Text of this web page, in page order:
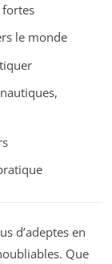
le monde
d’adeptes en
Que